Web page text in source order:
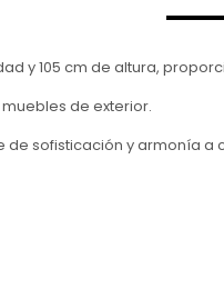
y 105 cm de altura,
de exterior.
sofisticación y armonía